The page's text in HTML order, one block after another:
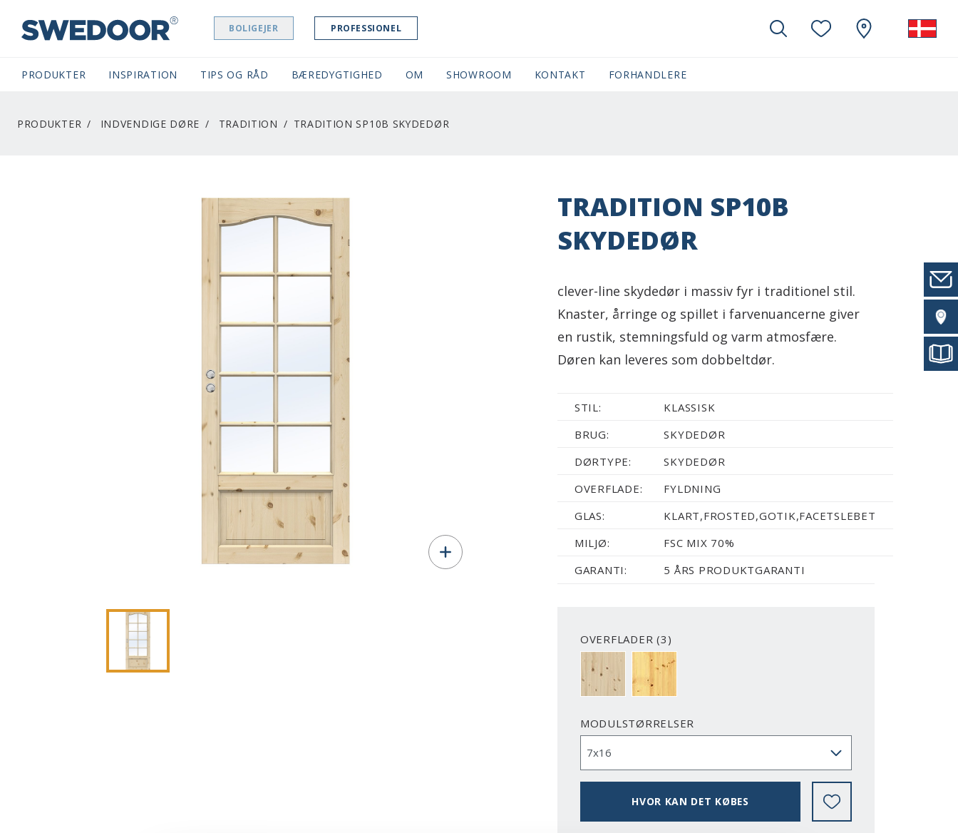
SWEDOOR NAVIGATION BOLIGEJER PROFESSIONEL
PRODUKTER INSPIRATION TIPS OG RÅD BÆREDYGTIGHED OM SHOWROOM (CURRENT)
KONTAKT FORHANDLERE
PRODUKTER INDVENDIGE DØRE TRADITION TRADITION SP10B SKYDEDØR
TRADITION SP10B
SKYDEDØR
clever-line skydedør i massiv fyr i traditionel stil.
Knaster, årringe og spillet i farvenuancerne giver
en rustik, stemningsfuld og varm atmosfære.
Døren kan leveres som dobbeltdør.
STIL:
KLASSISK
BRUG:
SKYDEDØR
DØRTYPE:
SKYDEDØR
OVERFLADE:
FYLDNING
GLAS:
KLART,FROSTED,GOTIK,FACETSLEBET
MILJØ:
FSC MIX 70%
GARANTI:
5 ÅRS PRODUKTGARANTI
OVERFLADER (3)
FYR UBEHANDLET
FYR KLAR LAK
MODULSTØRRELSER
HVOR KAN DET KØBES